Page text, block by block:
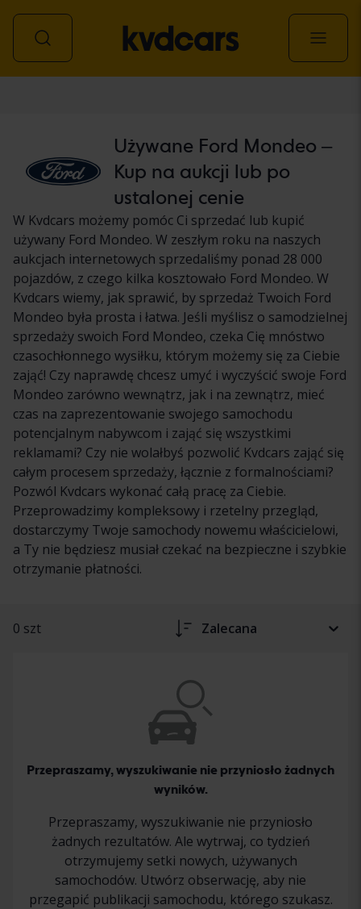
Używane Ford Mondeo –
Kup na aukcji lub po
ustalonej cenie
W Kvdcars możemy pomóc Ci sprzedać lub kupić
używany Ford Mondeo. W zeszłym roku na naszych
aukcjach internetowych sprzedaliśmy ponad 28 000
pojazdów, z czego kilka kosztowało Ford Mondeo. W
Kvdcars wiemy, jak sprawić, by sprzedaż Twoich Ford
Mondeo była prosta i łatwa. Jeśli myślisz o samodzielnej
sprzedaży swoich Ford Mondeo, czeka Cię mnóstwo
czasochłonnego wysiłku, którym możemy się za Ciebie
zająć! Czy naprawdę chcesz umyć i wyczyścić swoje Ford
Mondeo zarówno wewnątrz, jak i na zewnątrz, mieć
czas na zaprezentowanie swojego samochodu
potencjalnym nabywcom i zająć się wszystkimi
reklamami? Czy nie wolałbyś pozwolić Kvdcars zająć się
całym procesem sprzedaży, łącznie z formalnościami?
Pozwól Kvdcars wykonać całą pracę za Ciebie.
Przeprowadzimy kompleksowy i rzetelny przegląd,
dostarczymy Twoje samochody nowemu właścicielowi,
a Ty nie będziesz musiał czekać na bezpieczne i szybkie
otrzymanie płatności.
0 szt Zalecana
Przepraszamy, wyszukiwanie nie przyniosło żadnych
wyników.
Przepraszamy, wyszukiwanie nie przyniosło
żadnych rezultatów. Ale wytrwaj, co tydzień
otrzymujemy setki nowych, używanych
samochodów. Utwórz obserwację, aby nie
przegapić publikacji samochodu, którego szukasz.